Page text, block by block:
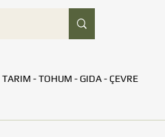
TARIM - TOHUM - GIDA - ÇEVRE